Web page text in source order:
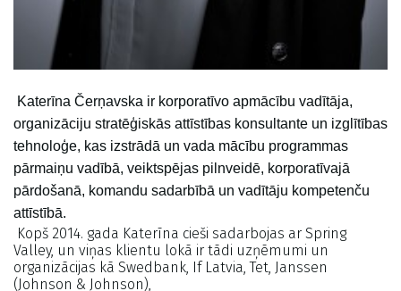
Katerīna Čerņavska ir korporatīvo apmācību vadītāja,
organizāciju stratēģiskās attīstības konsultante un izglītības
tehnoloģe, kas izstrādā un vada mācību programmas
pārmaiņu vadībā, veiktspējas pilnveidē, korporatīvajā
pārdošanā, komandu sadarbībā un vadītāju kompetenču
attīstībā.
Kopš 2014. gada Katerīna cieši sadarbojas ar Spring
Valley, un viņas klientu lokā ir tādi uzņēmumi un
organizācijas kā Swedbank, If Latvia, Tet, Janssen
(Johnson & Johnson),